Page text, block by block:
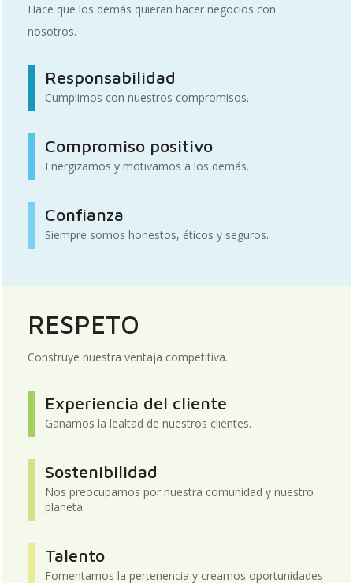
Hace que los demás quieran hacer negocios con
nosotros.
Responsabilidad
Cumplimos con nuestros compromisos.
Compromiso positivo
Energizamos y motivamos a los demás.
Confianza
Siempre somos honestos, éticos y seguros.
RESPETO
Construye nuestra ventaja competitiva.
Experiencia del cliente
Ganamos la lealtad de nuestros clientes.
Sostenibilidad
Nos preocupamos por nuestra comunidad y nuestro
planeta.
Talento
Fomentamos la pertenencia y creamos oportunidades